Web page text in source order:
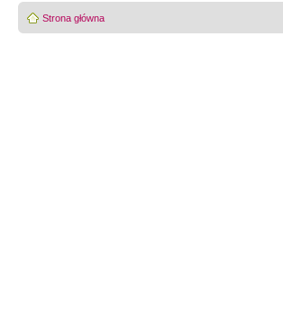
Strona główna